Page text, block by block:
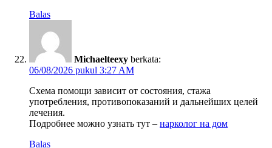
Balas
Michaelteexy berkata:
06/08/2026 pukul 3:27 AM
Схема помощи зависит от состояния, стажа
употребления, противопоказаний и дальнейших целей
лечения.
Подробнее можно узнать тут – нарколог на дом
Balas